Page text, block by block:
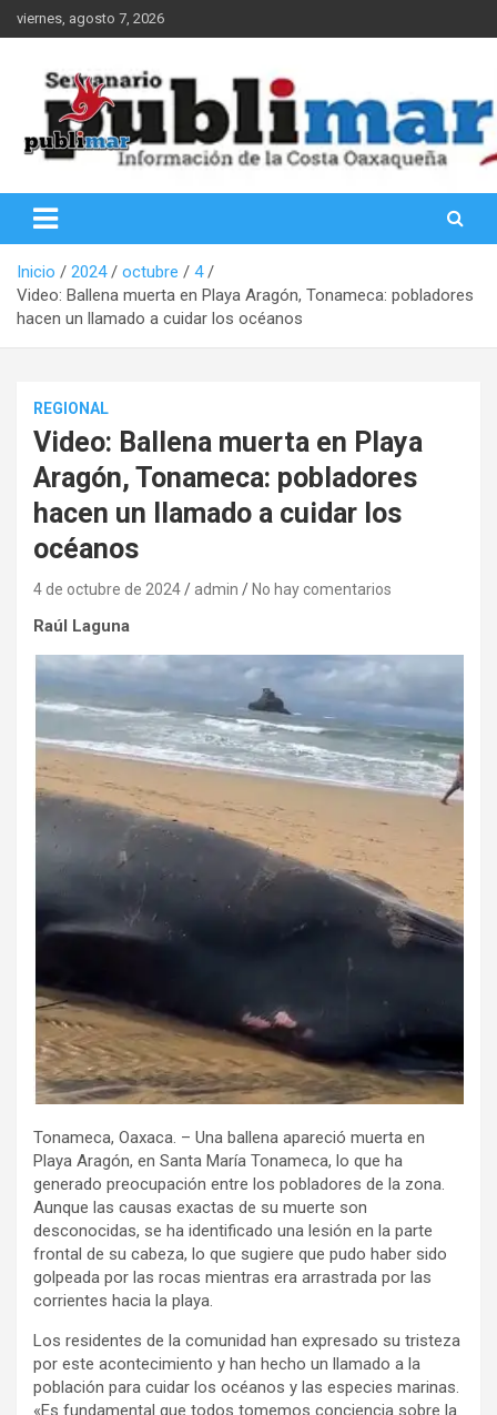
Saltar
al
viernes, agosto 7, 2026
PubliMar
Inicio 2024 octubre
4
Video: Ballena muerta en Playa Aragón, Tonameca: pobladores
hacen un llamado a cuidar los océanos
REGIONAL
Video: Ballena muerta en Playa
Aragón, Tonameca: pobladores
hacen un llamado a cuidar los
océanos
4 de octubre de 2024 admin No hay comentarios
Raúl Laguna
Tonameca, Oaxaca. – Una ballena apareció muerta en
Playa Aragón, en Santa María Tonameca, lo que ha
generado preocupación entre los pobladores de la zona.
Aunque las causas exactas de su muerte son
desconocidas, se ha identificado una lesión en la parte
frontal de su cabeza, lo que sugiere que pudo haber sido
golpeada por las rocas mientras era arrastrada por las
corrientes hacia la playa.
Los residentes de la comunidad han expresado su tristeza
por este acontecimiento y han hecho un llamado a la
población para cuidar los océanos y las especies marinas.
«Es fundamental que todos tomemos conciencia sobre la